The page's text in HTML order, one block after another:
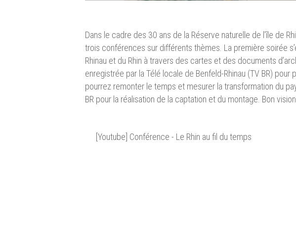
Dans le cadre des 30 ans de la Réserve naturelle de l’île de
trois conférences sur différents thèmes. La première soirée
Rhinau et du Rhin à travers des cartes et des documents
enregistrée par la Télé locale de Benfeld-Rhinau (TV BR)
pourrez remonter le temps et mesurer la transformation du
BR pour la réalisation de la captation et du montage. Bon
[Youtube] Conférence - Le Rhin au fil du temps